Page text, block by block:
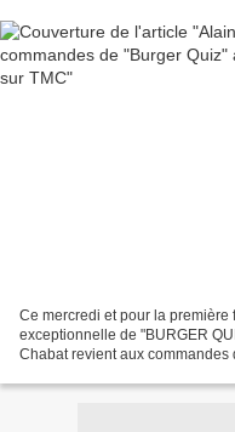
Ce mercredi et pour la
exceptionnelle de "BURGER
Chabat revient aux